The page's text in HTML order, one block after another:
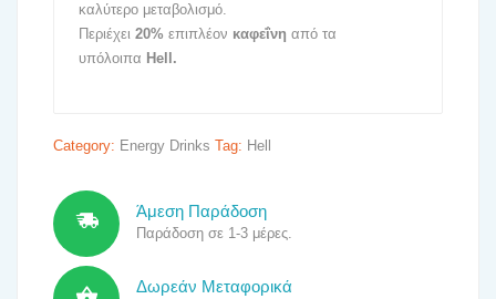
καλύτερο μεταβολισμό.
Περιέχει 20% επιπλέον καφεΐνη από τα
υπόλοιπα Hell.
Category: Energy Drinks Tag: Hell
Άμεση Παράδοση
Παράδοση σε 1-3 μέρες.
Δωρεάν Μεταφορικά